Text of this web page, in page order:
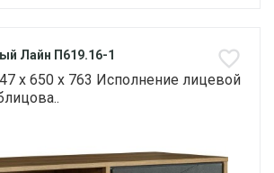
Лайн П619.16-1
х 650 х 763 Исполнение лицевой